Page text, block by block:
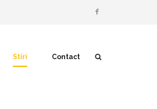
Stiri Contact